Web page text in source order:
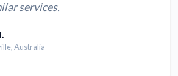
services.
Australia